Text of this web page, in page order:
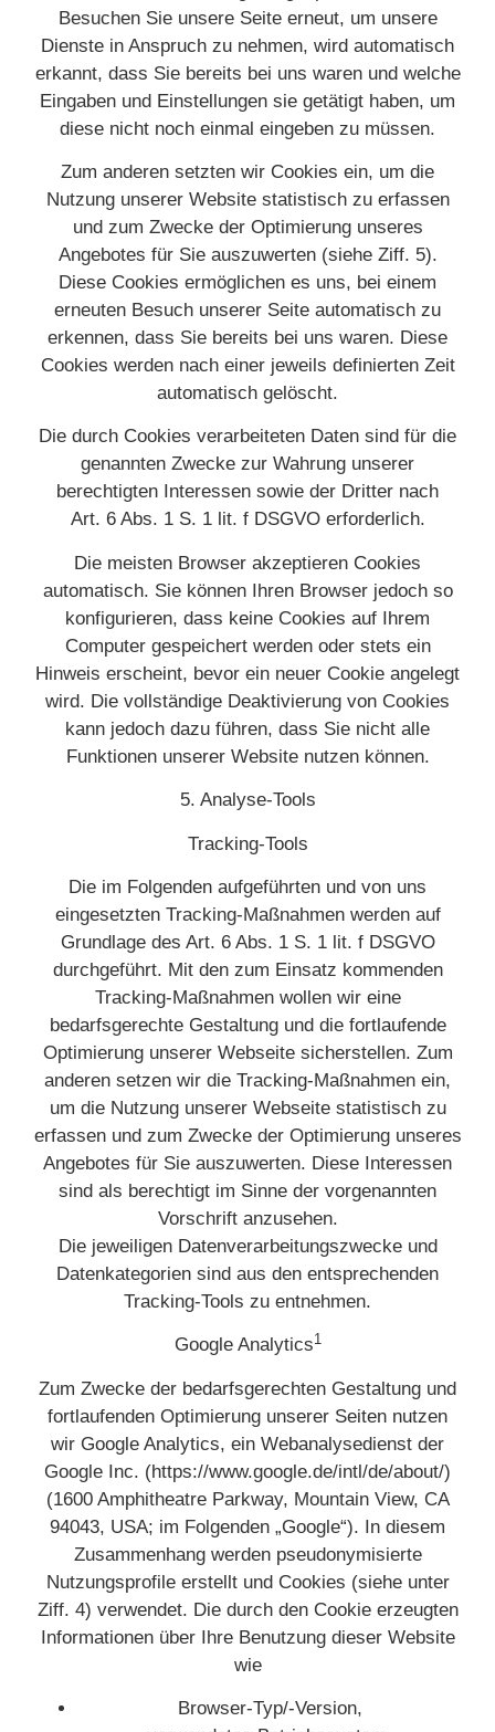
Besuchen Sie unsere Seite erneut, um unsere
Dienste in Anspruch zu nehmen, wird automatisch
erkannt, dass Sie bereits bei uns waren und welche
Eingaben und Einstellungen sie getätigt haben, um
diese nicht noch einmal eingeben zu müssen.
Zum anderen setzten wir Cookies ein, um die
Nutzung unserer Website statistisch zu erfassen
und zum Zwecke der Optimierung unseres
Angebotes für Sie auszuwerten (siehe Ziff. 5).
Diese Cookies ermöglichen es uns, bei einem
erneuten Besuch unserer Seite automatisch zu
erkennen, dass Sie bereits bei uns waren. Diese
Cookies werden nach einer jeweils definierten Zeit
automatisch gelöscht.
Die durch Cookies verarbeiteten Daten sind für die
genannten Zwecke zur Wahrung unserer
berechtigten Interessen sowie der Dritter nach
Art. 6 Abs. 1 S. 1 lit. f DSGVO erforderlich.
Die meisten Browser akzeptieren Cookies
automatisch. Sie können Ihren Browser jedoch so
konfigurieren, dass keine Cookies auf Ihrem
Computer gespeichert werden oder stets ein
Hinweis erscheint, bevor ein neuer Cookie angelegt
wird. Die vollständige Deaktivierung von Cookies
kann jedoch dazu führen, dass Sie nicht alle
Funktionen unserer Website nutzen können.
5. Analyse-Tools
Tracking-Tools
Die im Folgenden aufgeführten und von uns
eingesetzten Tracking-Maßnahmen werden auf
Grundlage des Art. 6 Abs. 1 S. 1 lit. f DSGVO
durchgeführt. Mit den zum Einsatz kommenden
Tracking-Maßnahmen wollen wir eine
bedarfsgerechte Gestaltung und die fortlaufende
Optimierung unserer Webseite sicherstellen. Zum
anderen setzen wir die Tracking-Maßnahmen ein,
um die Nutzung unserer Webseite statistisch zu
erfassen und zum Zwecke der Optimierung unseres
Angebotes für Sie auszuwerten. Diese Interessen
sind als berechtigt im Sinne der vorgenannten
Vorschrift anzusehen.
Die jeweiligen Datenverarbeitungszwecke und
Datenkategorien sind aus den entsprechenden
Tracking-Tools zu entnehmen.
Google Analytics1
Zum Zwecke der bedarfsgerechten Gestaltung und
fortlaufenden Optimierung unserer Seiten nutzen
wir Google Analytics, ein Webanalysedienst der
Google Inc. (https://www.google.de/intl/de/about/)
(1600 Amphitheatre Parkway, Mountain View, CA
94043, USA; im Folgenden „Google“). In diesem
Zusammenhang werden pseudonymisierte
Nutzungsprofile erstellt und Cookies (siehe unter
Ziff. 4) verwendet. Die durch den Cookie erzeugten
Informationen über Ihre Benutzung dieser Website
wie
Browser-Typ/-Version,